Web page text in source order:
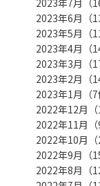
2023年6月（
2023年5月（
2023年4月（
2023年3月（
2023年2月（
2023年1月（7
2022年12月（
2022年11月（
2022年10月（
2022年9月（
2022年8月（